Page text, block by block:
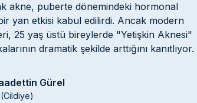
akne, puberte dönemindeki hormonal
bir yan etkisi kabul edilirdi. Ancak modern
25 yaş üstü bireylerde "Yetişkin Aknesi"
dramatik şekilde arttığını kanıtlıyor.
Gürel